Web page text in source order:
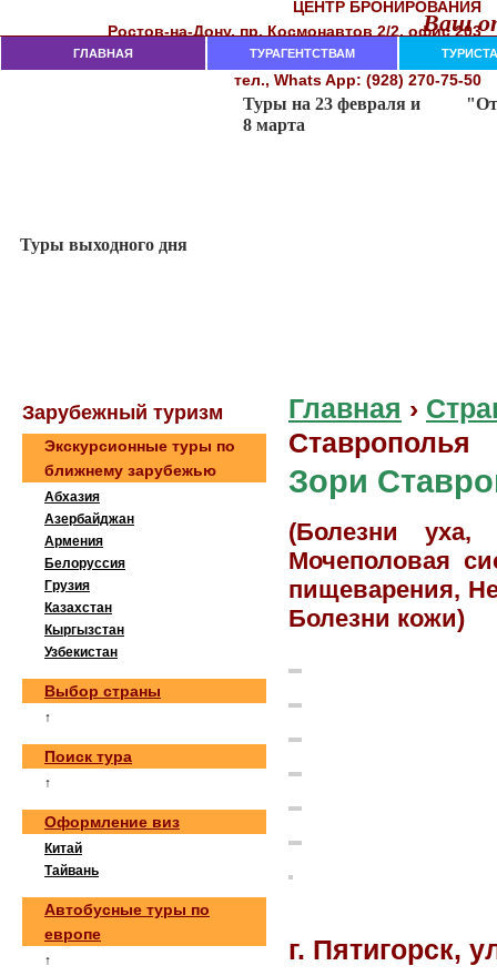
Ваш
ЦЕНТР БРОНИРОВАНИЯ
Рocтoв-нa-Дoнy, пр. Кocмoнaвтoв 2/2, oфиc 203
282-18-00, 282-18-02, 237-74-11
тел., Whats App: (928) 270-75-50
ГЛАВНАЯ ТУРАГЕНТСТВАМ
Главная ›
Ставрополья
Зори
(Болезни уха,
Мочеполовая
пищеварения,
Болезни кожи)
г. Пятигорск,
Зaрубeжный туризм
Экскурсионные туры по
ближнему зарубежью
Абхазия
Азербайджан
Армения
Белоруссия
Грузия
Казахстан
Кыргызстан
Узбекистан
Выбор страны
↑
Поиск тура
↑
Оформление виз
Китай
Тайвань
Автобусные туры по
европе
↑